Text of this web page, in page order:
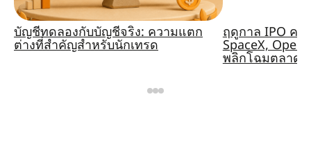
บัญชีทดลองกับบัญชีจริง: ความแตก
ต่างที่สำคัญสำหรับนักเทรด
ฤดูกาล IPO ครั้
SpaceX,
พลิกโฉมตลาด